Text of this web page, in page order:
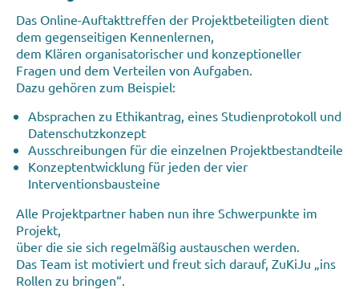
Das Online-Auftakttreffen der Projektbeteiligten dient
dem gegenseitigen Kennenlernen,
dem Klären organisatorischer und konzeptioneller
Fragen und dem Verteilen von Aufgaben.
Dazu gehören zum Beispiel:
Absprachen zu Ethikantrag, eines Studienprotokoll und
Datenschutzkonzept
Ausschreibungen für die einzelnen Projektbestandteile
Konzeptentwicklung für jeden der vier
Interventionsbausteine
Alle Projektpartner haben nun ihre Schwerpunkte im
Projekt,
über die sie sich regelmäßig austauschen werden.
Das Team ist motiviert und freut sich darauf, ZuKiJu „ins
Rollen zu bringen“.